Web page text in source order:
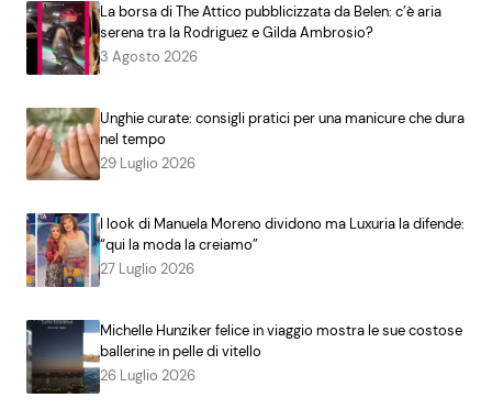
La borsa di The Attico pubblicizzata da Belen: c’è aria
serena tra la Rodriguez e Gilda Ambrosio?
3 Agosto 2026
Unghie curate: consigli pratici per una manicure che dura
nel tempo
29 Luglio 2026
I look di Manuela Moreno dividono ma Luxuria la difende:
“qui la moda la creiamo”
27 Luglio 2026
Michelle Hunziker felice in viaggio mostra le sue costose
ballerine in pelle di vitello
26 Luglio 2026